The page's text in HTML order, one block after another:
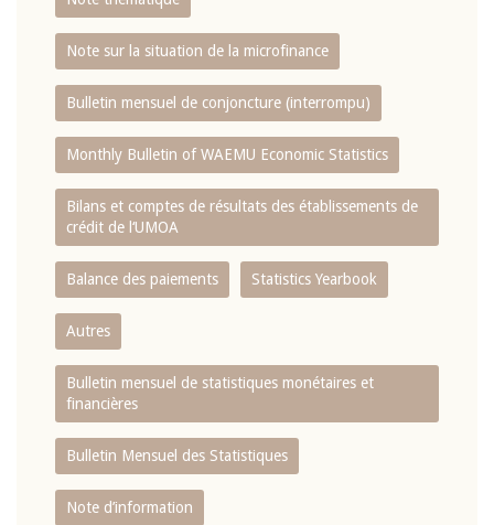
Note sur la situation de la microfinance
Bulletin mensuel de conjoncture (interrompu)
Monthly Bulletin of WAEMU Economic Statistics
Bilans et comptes de résultats des établissements de
crédit de l‘UMOA
Balance des paiements Statistics Yearbook
Autres
Bulletin mensuel de statistiques monétaires et
financières
Bulletin Mensuel des Statistiques
Note d’information